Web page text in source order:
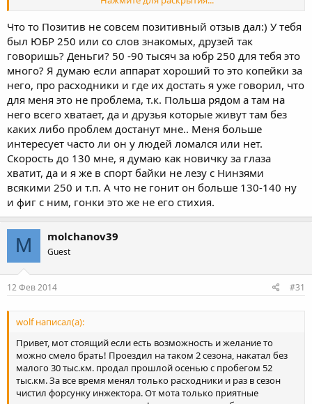
думает и свопиться и нехот я и неспеша кочегариться как
первый мот 250 вполне хороша все кроме цены на мот и цены
на запы после первых падений если деньги не проблемма
можно брать 250
Что то Позитив не совсем позитивный отзыв дал:) У тебя
был ЮБР 250 или со слов знакомых, друзей так
говоришь? Деньги? 50 -90 тысяч за юбр 250 для тебя это
много? Я думаю если аппарат хороший то это копейки за
него, про расходники и где их достать я уже говорил, что
для меня это не проблема, т.к. Польша рядом а там на
него всего хватает, да и друзья которые живут там без
каких либо проблем достанут мне.. Меня больше
интересует часто ли он у людей ломался или нет.
Скорость до 130 мне, я думаю как новичку за глаза
хватит, да и я же в спорт байки не лезу с Нинзями
всякими 250 и т.п. А что не гонит он больше 130-140 ну
и фиг с ним, гонки это же не его стихия.
M molchanov39
Guest
12 Фев 2014 #31
wolf написал(а):
Привет, мот стоящий если есть возможность и желание то
можно смело брать! Проездил на таком 2 сезона, накатал без
малого 30 тыс.км. продал прошлой осенью с пробегом 52
тыс.км. За все время менял только расходники и раз в сезон
чистил форсунку инжектора. От мота только приятные